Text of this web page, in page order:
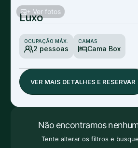
+ Ver fotos
Luxo
OCUPAÇÃO MÁX.
2 pessoas
CAMAS
Cama Box
VER MAIS DETALHES E RESERVAR
Não encontramos
Tente alterar os filtros e